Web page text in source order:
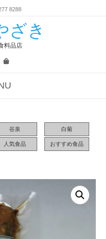
8288
ざき
料品店
谷泉 白菊
人気食品 おすすめ食品